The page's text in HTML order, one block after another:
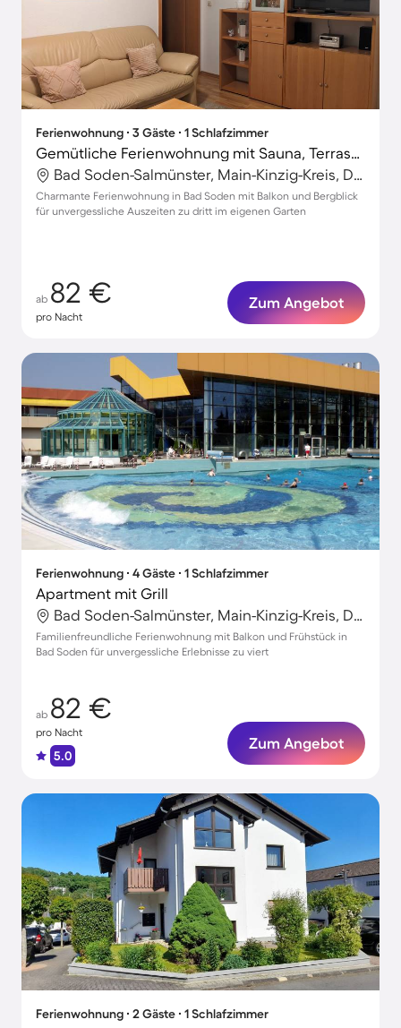
Ferienwohnung ∙ 3 Gäste ∙ 1 Schlafzimmer
Gemütliche Ferienwohnung mit Sauna, Terrasse und Garten | Stadtblick
Bad Soden-Salmünster, Main-Kinzig-Kreis, Deutschland
Charmante Ferienwohnung in Bad Soden mit Balkon und Bergblick
für unvergessliche Auszeiten zu dritt im eigenen Garten
ab 82 €
pro Nacht
Zum Angebot
Ferienwohnung ∙ 4 Gäste ∙ 1 Schlafzimmer
Apartment mit Grill
Bad Soden-Salmünster, Main-Kinzig-Kreis, Deutschland
Familienfreundliche Ferienwohnung mit Balkon und Frühstück in
Bad Soden für unvergessliche Erlebnisse zu viert
ab 82 €
pro Nacht
5.0
Zum Angebot
Ferienwohnung ∙ 2 Gäste ∙ 1 Schlafzimmer